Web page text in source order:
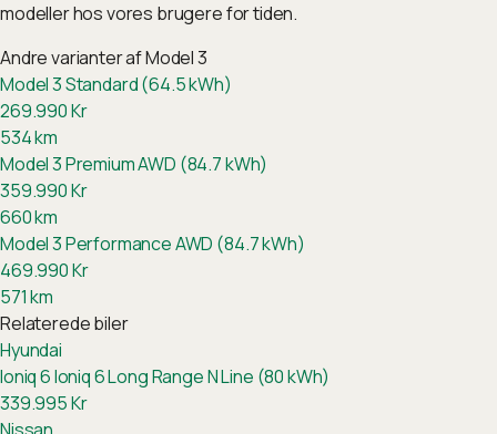
modeller hos vores brugere for tiden.
Andre varianter afModel 3
Model 3 Standard (64.5 kWh)
269.990Kr
534km
Model 3 Premium AWD (84.7 kWh)
359.990Kr
660km
Model 3 Performance AWD (84.7 kWh)
469.990Kr
571km
Relaterede biler
Hyundai
Ioniq 6Ioniq 6 Long Range N Line (80 kWh)
339.995Kr